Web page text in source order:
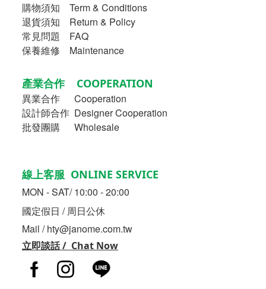
購物須知
Term & Conditions
退貨須知 Return & Policy
常見問題 FAQ
保養維修 Maintenance
產業合作 COOPERATION
異業合作
Cooperation
設計師合作 Designer Cooperation
批發團購 Wholesale
線上客服 ONLINE SERVICE
MON - SAT/ 10:00 - 20:00
國定假日 / 周日公休
Mail / hty@janome.com.tw
立即談話 / Chat Now